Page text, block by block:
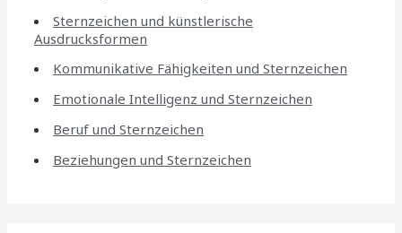
Sternzeichen und künstlerische
Ausdrucksformen
Kommunikative Fähigkeiten und Sternzeichen
Emotionale Intelligenz und Sternzeichen
Beruf und Sternzeichen
Beziehungen und Sternzeichen